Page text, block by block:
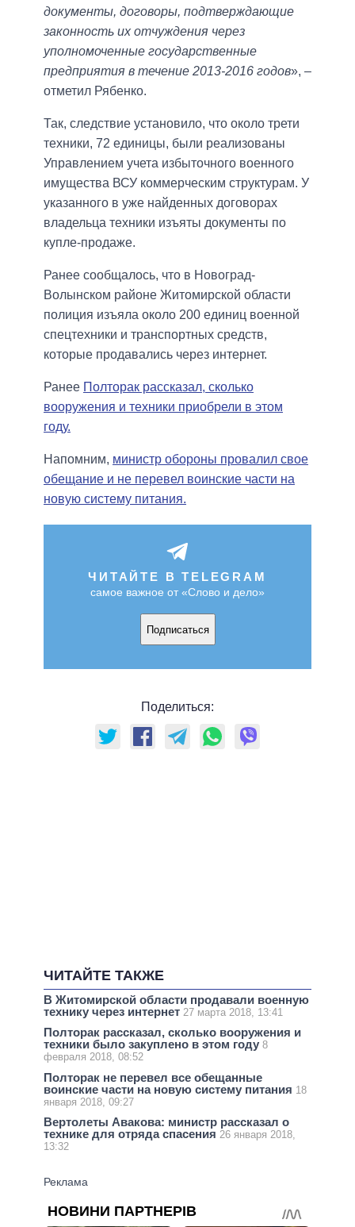
документы, договоры, подтверждающие
законность их отчуждения через
уполномоченные государственные
предприятия в течение 2013-2016 годов», –
отметил Рябенко.
Так, следствие установило, что около трети
техники, 72 единицы, были реализованы
Управлением учета избыточного военного
имущества ВСУ коммерческим структурам. У
указанного в уже найденных договорах
владельца техники изъяты документы по
купле-продаже.
Ранее сообщалось, что в Новоград-
Волынском районе Житомирской области
полиция изъяла около 200 единиц военной
спецтехники и транспортных средств,
которые продавались через интернет.
Ранее Полторак рассказал, сколько
вооружения и техники приобрели в этом
году.
Напомним, министр обороны провалил свое
обещание и не перевел воинские части на
новую систему питания.
ЧИТАЙТЕ В TELEGRAM
самое важное от «Слово и дело»
Подписаться
Поделиться:
ЧИТАЙТЕ ТАКЖЕ
В Житомирской области продавали военную
технику через интернет 27 марта 2018, 13:41
Полторак рассказал, сколько вооружения и
техники было закуплено в этом году 8
февраля 2018, 08:52
Полторак не перевел все обещанные
воинские части на новую систему питания 18
января 2018, 09:27
Вертолеты Авакова: министр рассказал о
технике для отряда спасения 26 января 2018,
13:32